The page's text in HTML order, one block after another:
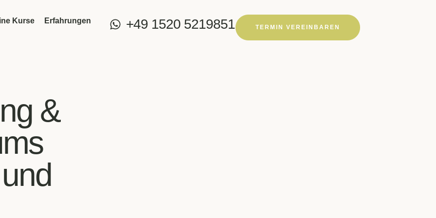
Kurse Erfahrungen +49 1520 5219851 TERMIN VEREINBAREN
&